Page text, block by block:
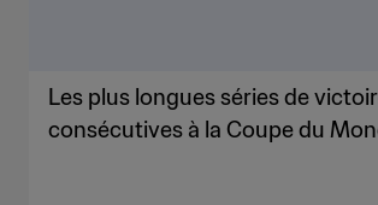
Les plus longues séries de
consécutives à la Coupe du